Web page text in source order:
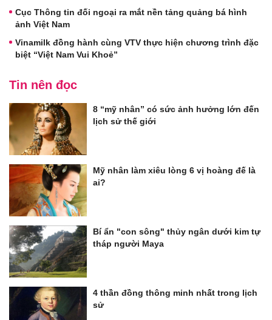
Cục Thông tin đối ngoại ra mắt nền tảng quảng bá hình
ảnh Việt Nam
Vinamilk đồng hành cùng VTV thực hiện chương trình đặc
biệt “Việt Nam Vui Khoẻ”
Tin nên đọc
8 “mỹ nhân” có sức ảnh hưởng lớn đến
lịch sử thế giới
Mỹ nhân làm xiêu lòng 6 vị hoàng đế là
ai?
Bí ẩn "con sông" thủy ngân dưới kim tự
tháp người Maya
4 thần đồng thông minh nhất trong lịch
sử